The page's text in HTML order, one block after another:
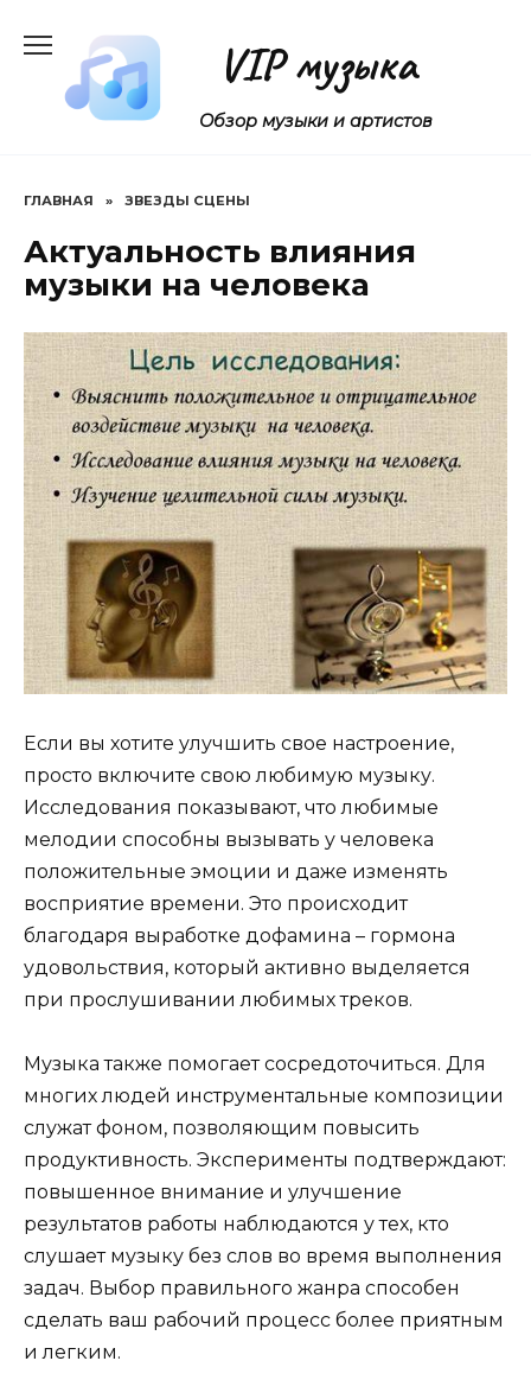
содержанию
VIP музыка
Обзор музыки и артистов
ГЛАВНАЯ » ЗВЕЗДЫ СЦЕНЫ
Актуальность влияния
музыки на человека
Если вы хотите улучшить свое настроение,
просто включите свою любимую музыку.
Исследования показывают, что любимые
мелодии способны вызывать у человека
положительные эмоции и даже изменять
восприятие времени. Это происходит
благодаря выработке дофамина – гормона
удовольствия, который активно выделяется
при прослушивании любимых треков.
Музыка также помогает сосредоточиться. Для
многих людей инструментальные композиции
служат фоном, позволяющим повысить
продуктивность. Эксперименты подтверждают:
повышенное внимание и улучшение
результатов работы наблюдаются у тех, кто
слушает музыку без слов во время выполнения
задач. Выбор правильного жанра способен
сделать ваш рабочий процесс более приятным
и легким.